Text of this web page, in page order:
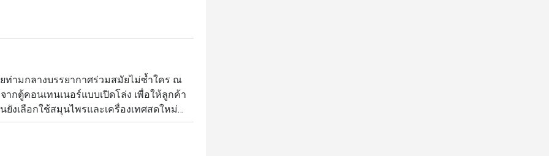
ท่ามกลางบรรยากาศร่วมสมัยไม่ซ้ำใคร ณ
กตู้คอนเทนเนอร์แบบเปิดโล่ง เพื่อให้ลูกค้า
งเลือกใช้สมุนไพรและเครื่องเทศสดใหม่
นมีตั้งแต่อาหารไทยแบบโฮมเมดอย่างกุ้งผัด